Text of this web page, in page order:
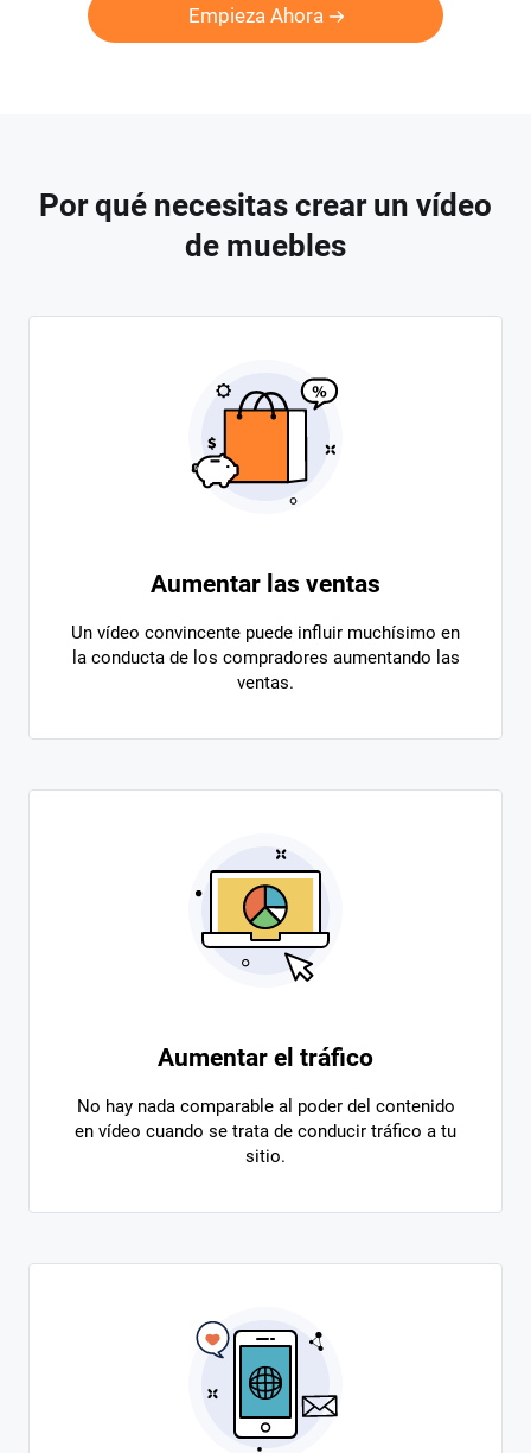
Empieza Ahora
Por qué necesitas crear un vídeo
de muebles
Aumentar las ventas
Un vídeo convincente puede influir muchísimo en
la conducta de los compradores aumentando las
ventas.
Aumentar el tráfico
No hay nada comparable al poder del contenido
en vídeo cuando se trata de conducir tráfico a tu
sitio.